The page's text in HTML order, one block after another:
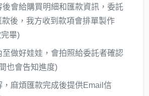
後會給購買明細和匯款資訊，委託
後，我方收到款項會排單製作
畢)
至做好娃娃，會拍照給委託者確認
也會告知進度)
，麻煩匯款完成後提供Email信